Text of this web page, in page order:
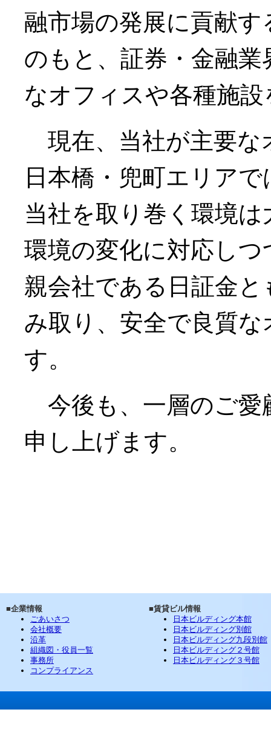
融市場の発展に貢献
のもと、証券・金融
なオフィスや各種施
現在、当社が主要な
日本橋・兜町エリア
当社を取り巻く環境
環境の変化に対応し
親会社である日証金
み取り、安全で良質
す。
今後も、一層のご愛
申し上げます。
■企業情報
ごあいさつ
会社概要
沿革
組織図・役員一覧
事務所
コンプライアンス
■賃貸ビル情報
日本ビルディング本館
日本ビルディング別館
日本ビルディング九段別館
日本ビルディング２号館
日本ビルディング３号館